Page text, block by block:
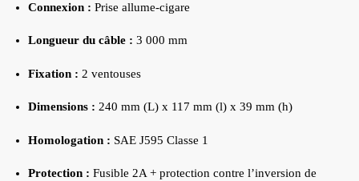
Connexion : Prise allume-cigare
Longueur du câble : 3 000 mm
Fixation : 2 ventouses
Dimensions : 240 mm (L) x 117 mm (l) x 39 mm (h)
Homologation : SAE J595 Classe 1
Protection : Fusible 2A + protection contre l’inversion de